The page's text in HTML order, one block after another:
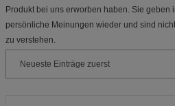
Produkt bei uns erworben haben. Sie geben
persönliche Meinungen wieder und sind
zu verstehen.